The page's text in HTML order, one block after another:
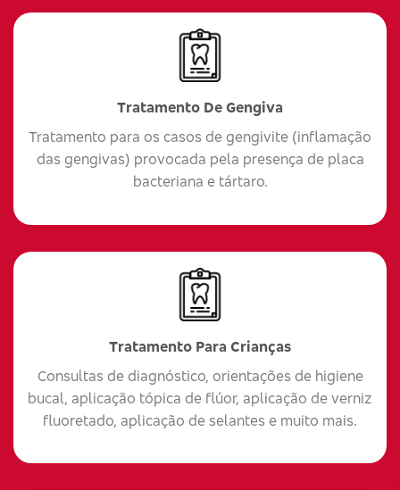
Tratamento De Gengiva
Tratamento para os casos de gengivite (inflamação
das gengivas) provocada pela presença de placa
bacteriana e tártaro.
Tratamento Para Crianças
Consultas de diagnóstico, orientações de higiene
bucal, aplicação tópica de flúor, aplicação de verniz
fluoretado, aplicação de selantes e muito mais.